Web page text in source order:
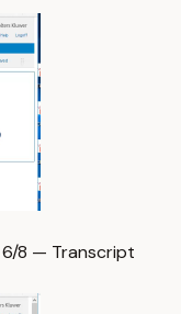
6/8 — Transcript